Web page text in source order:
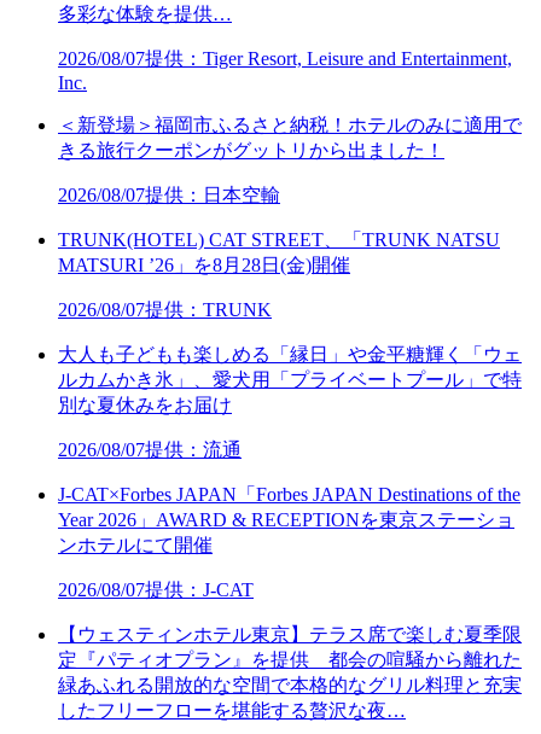
多彩な体験を提供…
2026/08/07提供：Tiger Resort, Leisure and Entertainment,
Inc.
＜新登場＞福岡市ふるさと納税！ホテルのみに適用で
きる旅行クーポンがグットリから出ました！
2026/08/07提供：日本空輸
TRUNK(HOTEL) CAT STREET、「TRUNK NATSU
MATSURI ’26」を8月28日(金)開催
2026/08/07提供：TRUNK
大人も子どもも楽しめる「縁日」や金平糖輝く「ウェ
ルカムかき氷」、愛犬用「プライベートプール」で特
別な夏休みをお届け
2026/08/07提供：流通
J-CAT×Forbes JAPAN「Forbes JAPAN Destinations of the
Year 2026」AWARD & RECEPTIONを東京ステーショ
ンホテルにて開催
2026/08/07提供：J-CAT
【ウェスティンホテル東京】テラス席で楽しむ夏季限
定『パティオプラン』を提供 都会の喧騒から離れた
緑あふれる開放的な空間で本格的なグリル料理と充実
したフリーフローを堪能する贅沢な夜…